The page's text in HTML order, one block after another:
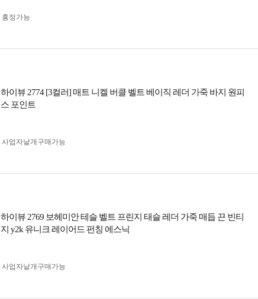
흥정가능
하이뷰 2774 [3컬러] 매트 니켈 버클 벨트 베이직 레더 가죽 바지 원피
스 포인트
사업자 낱개구매가능
하이뷰 2769 보헤미안 테슬 벨트 프린지 태슬 레더 가죽 매듭 끈 빈티
지 y2k 유니크 레이어드 펀칭 에스닉
사업자 낱개구매가능